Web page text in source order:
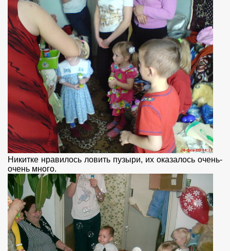
Никитке нравилось ловить пузыри, их оказалось очень-
очень много.